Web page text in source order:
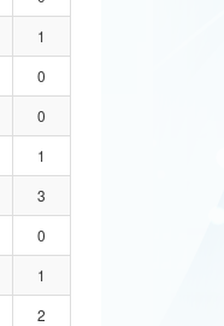
1
0
0
1
3
0
1
2